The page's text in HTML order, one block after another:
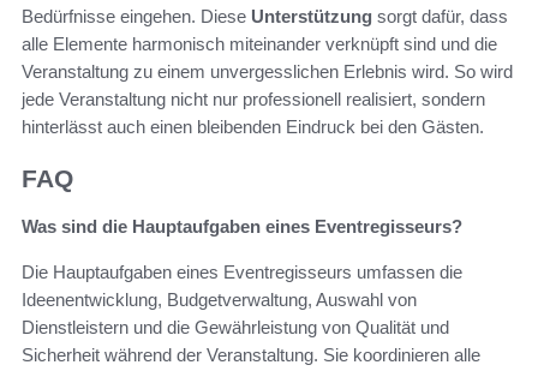
Bedürfnisse eingehen. Diese Unterstützung sorgt dafür, dass
alle Elemente harmonisch miteinander verknüpft sind und die
Veranstaltung zu einem unvergesslichen Erlebnis wird. So wird
jede Veranstaltung nicht nur professionell realisiert, sondern
hinterlässt auch einen bleibenden Eindruck bei den Gästen.
FAQ
Was sind die Hauptaufgaben eines Eventregisseurs?
Die Hauptaufgaben eines Eventregisseurs umfassen die
Ideenentwicklung, Budgetverwaltung, Auswahl von
Dienstleistern und die Gewährleistung von Qualität und
Sicherheit während der Veranstaltung. Sie koordinieren alle